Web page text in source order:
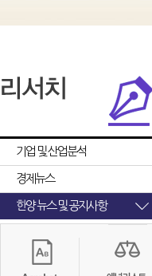
기업 및 산업분석
경제뉴스
한양 뉴스 및 공지사항